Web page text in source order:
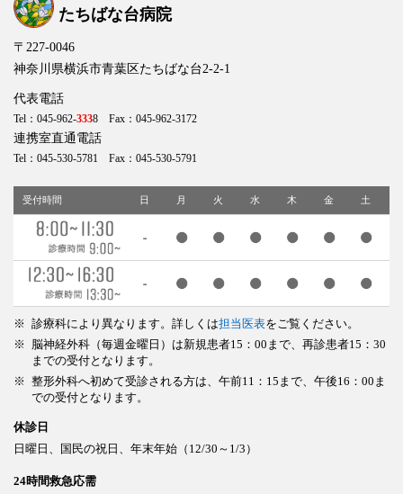
たちばな台病院
〒227-0046
神奈川県横浜市青葉区たちばな台2-2-1
代表電話
Tel：045-962-3338 Fax：045-962-3172
連携室直通電話
Tel：045-530-5781 Fax：045-530-5791
受付時間 日 月 火 水 木 金 土
診療科により異なります。詳しくは担当医表をご覧ください。
脳神経外科（毎週金曜日）は新規患者15：00まで、再診患者15：30
までの受付となります。
整形外科へ初めて受診される方は、午前11：15まで、午後16：00ま
での受付となります。
休診日
日曜日、国民の祝日、年末年始（12/30～1/3）
24時間救急応需